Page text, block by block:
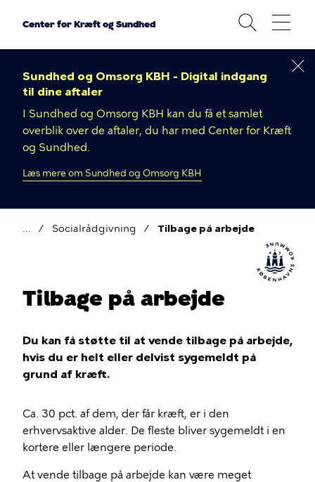
Center for Kræft og Sundhed
Sundhed og Omsorg KBH - Digital indgang
til dine aftaler
I Sundhed og Omsorg KBH kan du få et samlet
overblik over de aftaler, du har med Center for Kræft
og Sundhed.
Læs mere om Sundhed og Omsorg KBH
Socialrådgivning Tilbage på arbejde
Tilbage på arbejde
Du kan få støtte til at vende tilbage på arbejde,
hvis du er helt eller delvist sygemeldt på
grund af kræft.
Ca. 30 pct. af dem, der får kræft, er i den
erhvervsaktive alder. De fleste bliver sygemeldt i en
kortere eller længere periode.
At vende tilbage på arbejde kan være meget